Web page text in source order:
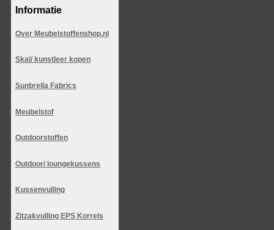
Informatie
Over Meubelstoffenshop.nl
Skai/ kunstleer kopen
Sunbrella Fabrics
Meubelstof
Outdoorstoffen
Outdoor/ loungekussens
Kussenvulling
Zitzakvulling EPS Korrels